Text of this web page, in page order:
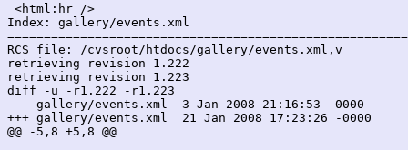
<html:hr />
Index: gallery/events.xml
RCS file: /cvsroot/htdocs/gallery/events.xml,v
retrieving revision 1.222
retrieving revision 1.223
diff -u -r1.222 -r1.223
--- gallery/events.xml	3 Jan 2008 21:16:53 -0000	1.222
+++ gallery/events.xml	21 Jan 2008 17:23:26 -0000	1.223
@@ -5,8 +5,8 @@